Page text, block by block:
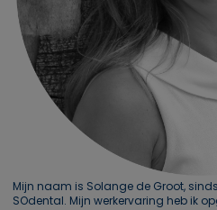
Mijn naam is Solange de Groot,
SOdental. Mijn werkervaring heb ik